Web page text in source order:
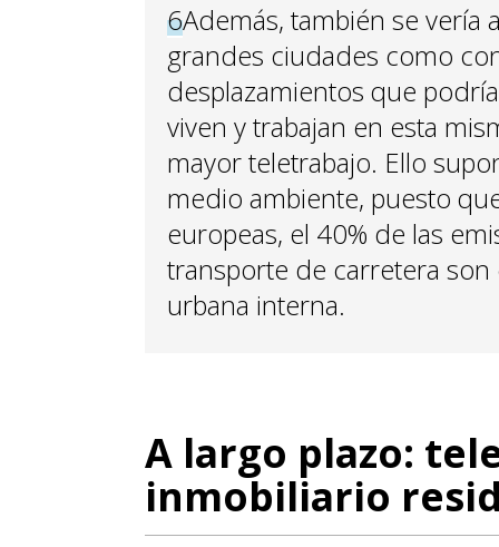
6Además, también se
grandes ciudades como
desplazamientos que
viven y trabajan en esta
mayor teletrabajo. Ello
medio ambiente, puesto
europeas, el 40% de las
transporte de carretera
urbana interna.
A largo plazo:
inmobiliario